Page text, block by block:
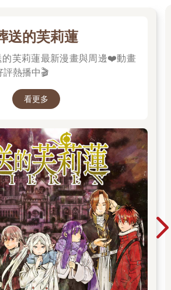
送的芙莉蓮
的芙莉蓮最新漫畫與周邊❤️動畫
熱播中🎬
看更多